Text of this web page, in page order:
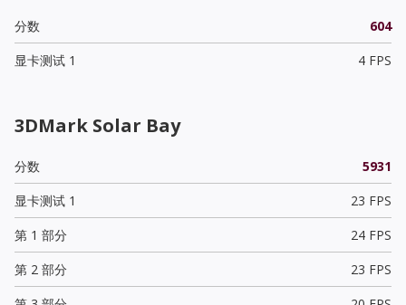
分数
604
显卡测试 1
4 FPS
3DMark Solar Bay
分数
5931
显卡测试 1
23 FPS
第 1 部分
24 FPS
第 2 部分
23 FPS